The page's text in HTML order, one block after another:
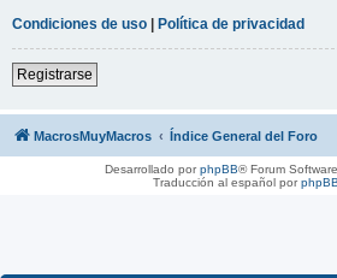
Condiciones de uso | Política de privacidad
Registrarse
MacrosMuyMacros Índice General del Foro
Desarrollado porphpBB® Forum
Traducción al español por